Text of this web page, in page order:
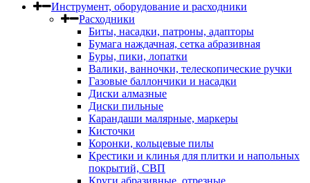
Инструмент, оборудование и расходники
Расходники
Биты, насадки, патроны, адапторы
Бумага наждачная, сетка абразивная
Буры, пики, лопатки
Валики, ванночки, телескопические ручки
Газовые баллончики и насадки
Диски алмазные
Диски пильные
Карандаши малярные, маркеры
Кисточки
Коронки, кольцевые пилы
Крестики и клинья для плитки и напольных
покрытий, СВП
Круги абразивные, отрезные